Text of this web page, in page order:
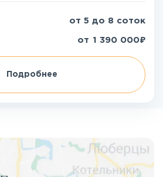
от 5 до 8 соток
от 1 390 000₽
Подробнее